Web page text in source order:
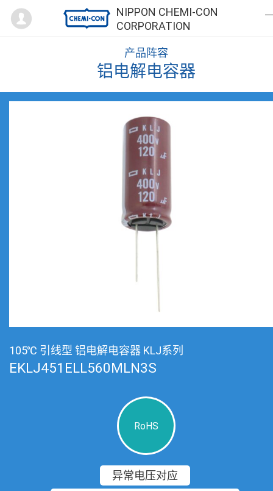
NIPPON CHEMI-CON
CORPORATION
Mypage
产品阵容
铝电解电容器
105℃ 引线型 铝电解电容器 KLJ系列
EKLJ451ELL560MLN3S
RoHS
异常电压对应